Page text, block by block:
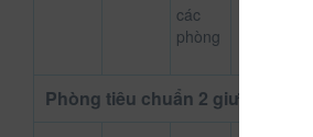
các
phòng
Phòng tiêu chuẩn 2 giường